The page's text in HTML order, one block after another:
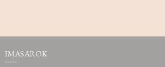
IMASAROK